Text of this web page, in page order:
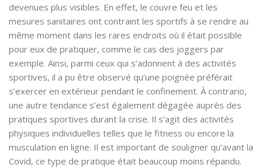
devenues plus visibles. En effet, le couvre feu et les
mesures sanitaires ont contraint les sportifs à se rendre au
même moment dans les rares endroits où il était possible
pour eux de pratiquer, comme le cas des joggers par
exemple. Ainsi, parmi ceux qui s’adonnent à des activités
sportives, il a pu être observé qu’une poignée préférait
s’exercer en extérieur pendant le confinement. À contrario,
une autre tendance s’est également dégagée auprès des
pratiques sportives durant la crise. Il s’agit des activités
physiques individuelles telles que le fitness ou encore la
musculation en ligne. Il est important de souligner qu’avant la
Covid, ce type de pratique était beaucoup moins répandu.